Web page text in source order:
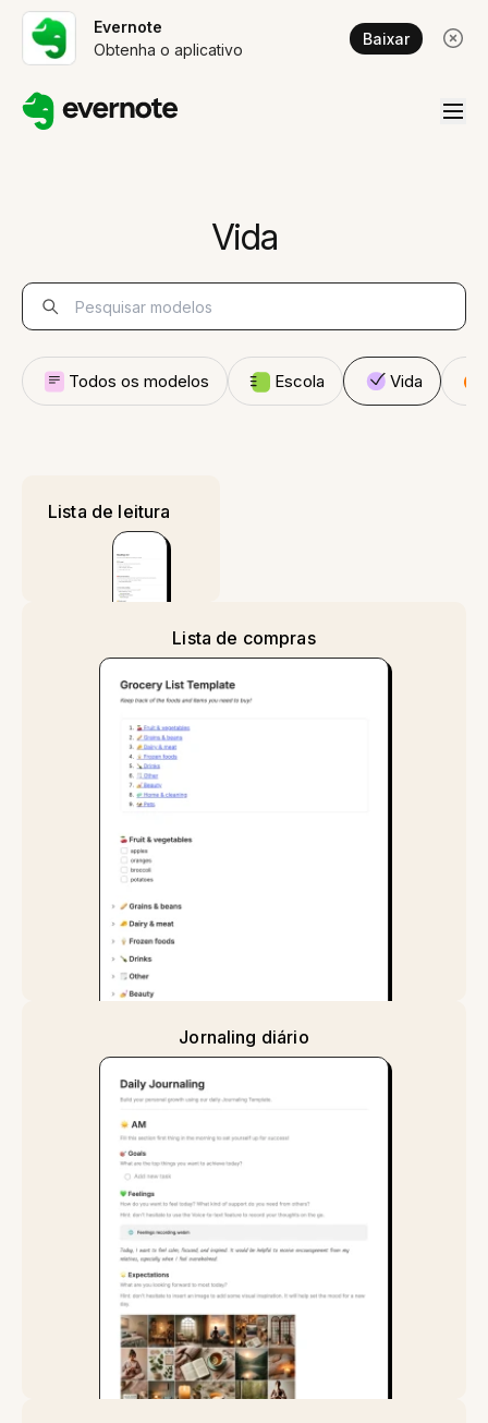
Evernote
Obtenha o aplicativo
Baixar
Vida
Todos os modelos Escola Vida
Lista de leitura
Lista de compras
Jornaling diário